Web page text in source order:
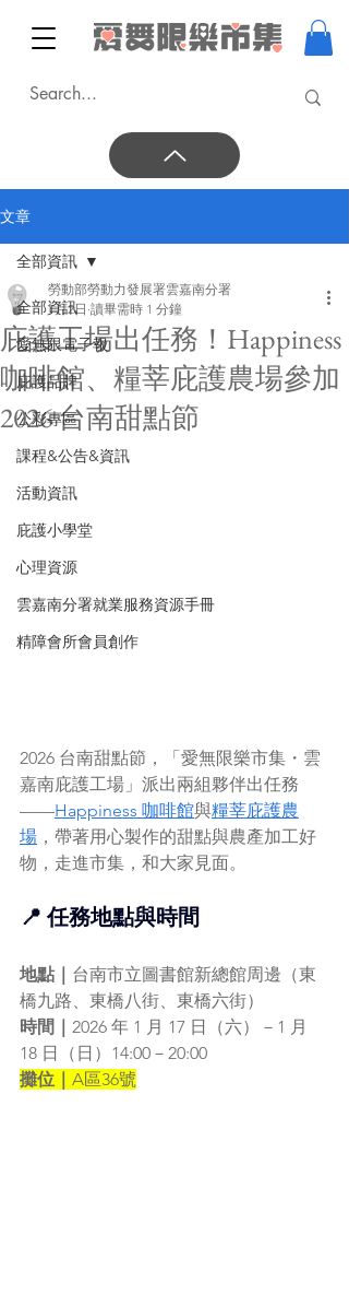
文章
全部資訊
愛無限電子報
庇護品牌
公彩專區
課程&公告&資訊
活動資訊
庇護小學堂
心理資源
雲嘉南分署就業服務資源手冊
精障會所會員創作
全部資訊
庇護工場出任務！Happiness
咖啡館、糧莘庇護農場參加
2026 台南甜點節
勞動部勞動力發展署雲嘉南分署
1月2日 讀畢需時 1 分鐘
2026 台南甜點節，「愛無限樂市集・雲
嘉南庇護工場」派出兩組夥伴出任務
——Happiness 咖啡館與糧莘庇護農
場 ，帶著用心製作的甜點與農產加工好
物，走進市集，和大家見面。
📍 任務地點與時間
地點｜ 台南市立圖書館新總館周邊（東
橋九路、東橋八街、東橋六街）
時間｜ 2026 年 1 月 17 日（六）－1 月
18 日（日）14:00－20:00
攤位｜ A區36號